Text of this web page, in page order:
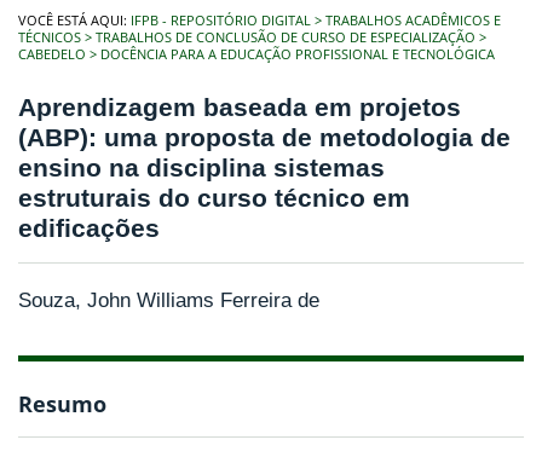
VOCÊ ESTÁ AQUI: IFPB - REPOSITÓRIO DIGITAL
TRABALHOS ACADÊMICOS E
TÉCNICOS
TRABALHOS DE CONCLUSÃO DE CURSO DE ESPECIALIZAÇÃO
CABEDELO
DOCÊNCIA PARA A EDUCAÇÃO PROFISSIONAL E TECNOLÓGICA
Aprendizagem baseada em projetos
(ABP): uma proposta de metodologia de
ensino na disciplina sistemas
estruturais do curso técnico em
edificações
Souza, John Williams Ferreira de
Resumo